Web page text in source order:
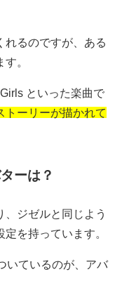
れるのですが、ある
。
といった楽曲で
トーリーが描かれて
ーは？
、ジゼルと同じよう
を持っています。
いているのが、アバ